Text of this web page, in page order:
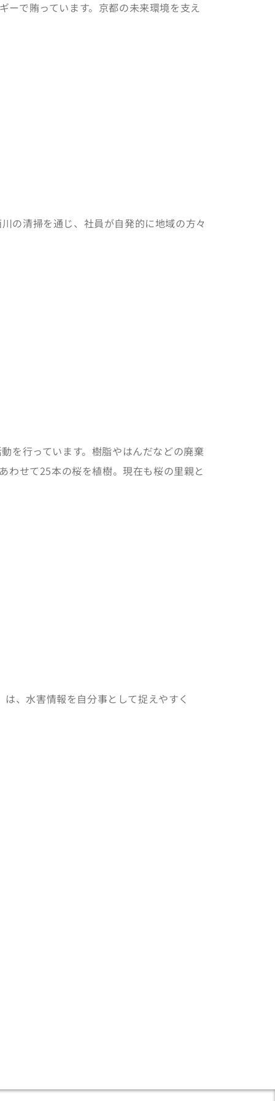
で賄っています。京都の未来環境を支え
の清掃を通じ、社員が自発的に地域の方々
を行っています。樹脂やはんだなどの廃棄
わせて25本の桜を植樹。現在も桜の里親と
、水害情報を自分事として捉えやすく